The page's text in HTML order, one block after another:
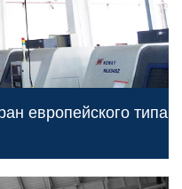
европейского типа